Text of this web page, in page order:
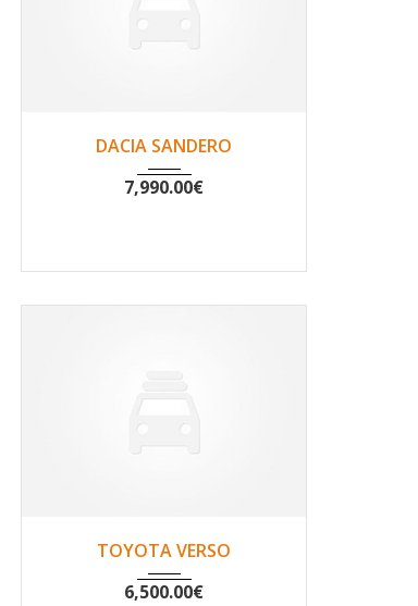
2019 Non 20332
DACIA SANDERO
7,990.00€
2011 Non 184888
TOYOTA VERSO
6,500.00€